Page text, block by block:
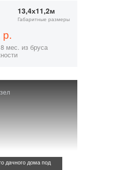
13,4х11,2м
Габаритные размеры
мес. из бруса
дачного дома под